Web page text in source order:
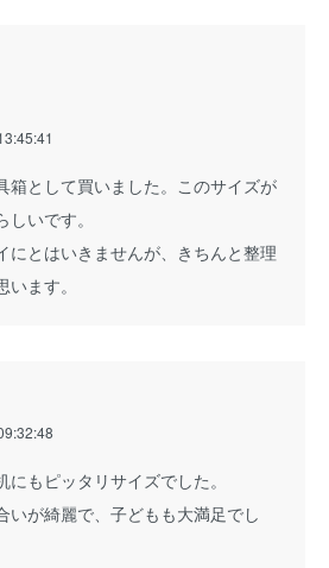
箱として買いました。このサイズが
いです。
にとはいきませんが、きちんと整理
ます。
もピッタリサイズでした。
いが綺麗で、子どもも大満足でし